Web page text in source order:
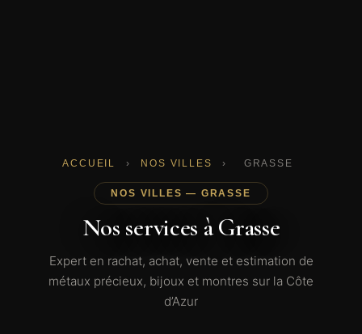
ACCUEIL › NOS VILLES › GRASSE
NOS VILLES — GRASSE
Nos services à Grasse
Expert en rachat, achat, vente et estimation de
métaux précieux, bijoux et montres sur la Côte
d’Azur